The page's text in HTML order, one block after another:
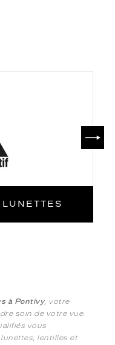
à Pontivy, votre
soin de votre vue.
vous
lentilles et